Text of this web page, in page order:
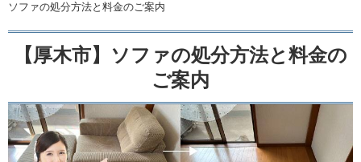
ソファの処分方法と料金のご案内
【厚木市】ソファの処分方法と料金の
ご案内